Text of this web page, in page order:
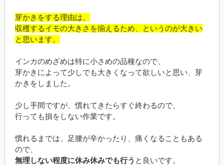
芽かきをする理由は、
収穫するイモの大きさを揃えるため、というのが大きい
と思います。
インカのめざめは特に小さめの品種なので、
芽かきによって少しでも大きくなって欲しいと思い、芽
かきをしました。
少し手間ですが、慣れてきたらすぐ終わるので、
行っても損をしない作業です。
慣れるまでは、足腰が辛かったり、痛くなることもある
ので、
無理しない程度に休み休みでも行う と良いです。